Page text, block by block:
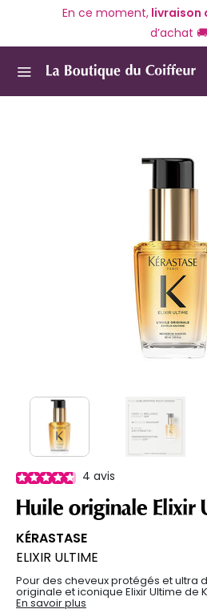
En ce moment,livraison
d’achat 🚚
4 avis
Huile originale Elixir
KÉRASTASE
ELIXIR ULTIME
Pour des cheveux protégés et ultra
originale et iconique Elixir Ultime de
En savoir plus